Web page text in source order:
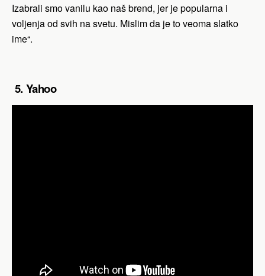
Izabrali smo vanilu kao naš brend, jer je popularna i
voljenja od svih na svetu. Mislim da je to veoma slatko
ime“.
5. Yahoo